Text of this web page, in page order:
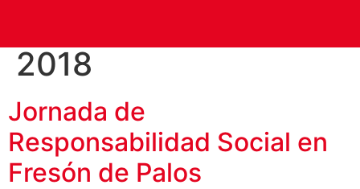
2018
Jornada de
Responsabilidad Social en
Fresón de Palos